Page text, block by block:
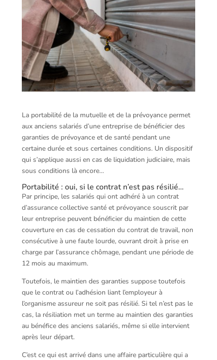
La portabilité de la mutuelle et de la prévoyance permet
aux anciens salariés d’une entreprise de bénéficier des
garanties de prévoyance et de santé pendant une
certaine durée et sous certaines conditions. Un dispositif
qui s’applique aussi en cas de liquidation judiciaire, mais
sous conditions là encore…
Portabilité : oui, si le contrat n’est pas résilié…
Par principe, les salariés qui ont adhéré à un contrat
d’assurance collective santé et prévoyance souscrit par
leur entreprise peuvent bénéficier du maintien de cette
couverture en cas de cessation du contrat de travail, non
consécutive à une faute lourde, ouvrant droit à prise en
charge par l’assurance chômage, pendant une période de
12 mois au maximum.
Toutefois, le maintien des garanties suppose toutefois
que le contrat ou l’adhésion liant l’employeur à
l’organisme assureur ne soit pas résilié. Si tel n’est pas le
cas, la résiliation met un terme au maintien des garanties
au bénéfice des anciens salariés, même si elle intervient
après leur départ.
C’est ce qui est arrivé dans une affaire particulière qui a